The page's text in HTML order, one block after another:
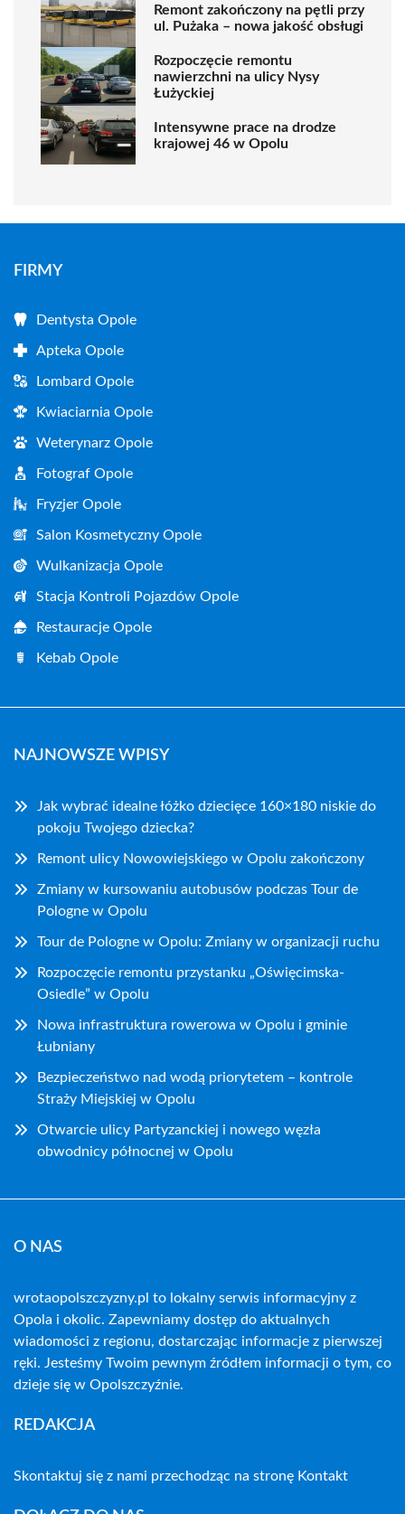
Remont zakończony na pętli przy
ul. Pużaka – nowa jakość obsługi
Rozpoczęcie remontu
nawierzchni na ulicy Nysy
Łużyckiej
Intensywne prace na drodze
krajowej 46 w Opolu
FIRMY
Dentysta Opole
Apteka Opole
Lombard Opole
Kwiaciarnia Opole
Weterynarz Opole
Fotograf Opole
Fryzjer Opole
Salon Kosmetyczny Opole
Wulkanizacja Opole
Stacja Kontroli Pojazdów Opole
Restauracje Opole
Kebab Opole
NAJNOWSZE WPISY
Jak wybrać idealne łóżko dziecięce 160×180 niskie do
pokoju Twojego dziecka?
Remont ulicy Nowowiejskiego w Opolu zakończony
Zmiany w kursowaniu autobusów podczas Tour de
Pologne w Opolu
Tour de Pologne w Opolu: Zmiany w organizacji ruchu
Rozpoczęcie remontu przystanku „Oświęcimska-
Osiedle” w Opolu
Nowa infrastruktura rowerowa w Opolu i gminie
Łubniany
Bezpieczeństwo nad wodą priorytetem – kontrole
Straży Miejskiej w Opolu
Otwarcie ulicy Partyzanckiej i nowego węzła
obwodnicy północnej w Opolu
O NAS
wrotaopolszczyzny.pl to lokalny serwis informacyjny z
Opola i okolic. Zapewniamy dostęp do aktualnych
wiadomości z regionu, dostarczając informacje z pierwszej
ręki. Jesteśmy Twoim pewnym źródłem informacji o tym, co
dzieje się w Opolszczyźnie.
REDAKCJA
Skontaktuj się z nami przechodząc na stronę Kontakt